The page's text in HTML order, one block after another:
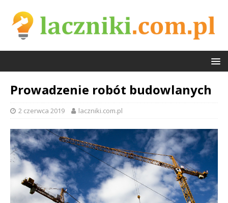
Prowadzenie robót budowlanych
2 czerwca 2019 laczniki.com.pl